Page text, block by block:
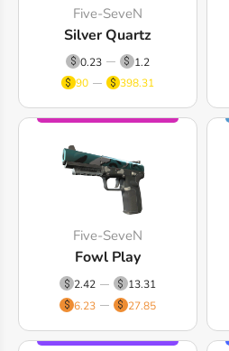
Five-SeveN
Silver Quartz
0.23
1.2
90
398.31
Five-SeveN
Fowl Play
2.42
13.31
6.23
27.85